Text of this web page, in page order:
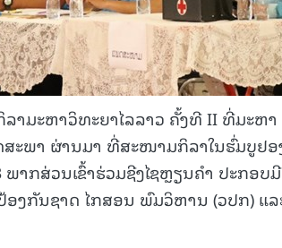
າມະຫາວິທະຍາໄລລາວ ຄັ້ງທີ II ທີ່ມະຫາ
ສະພາ ຜ່ານມາ ທີ່ສະໜາມກິລາໃນຮົ່ມບູຢອ
າກສ່ວນເຂົ້າຮ່ວມຊີງໄຊຫຼຽນຄຳ ປະກອບມີ
ອງກັນຊາດ ໄກສອນ ພົມວິຫານ (ວປກ) ແລ